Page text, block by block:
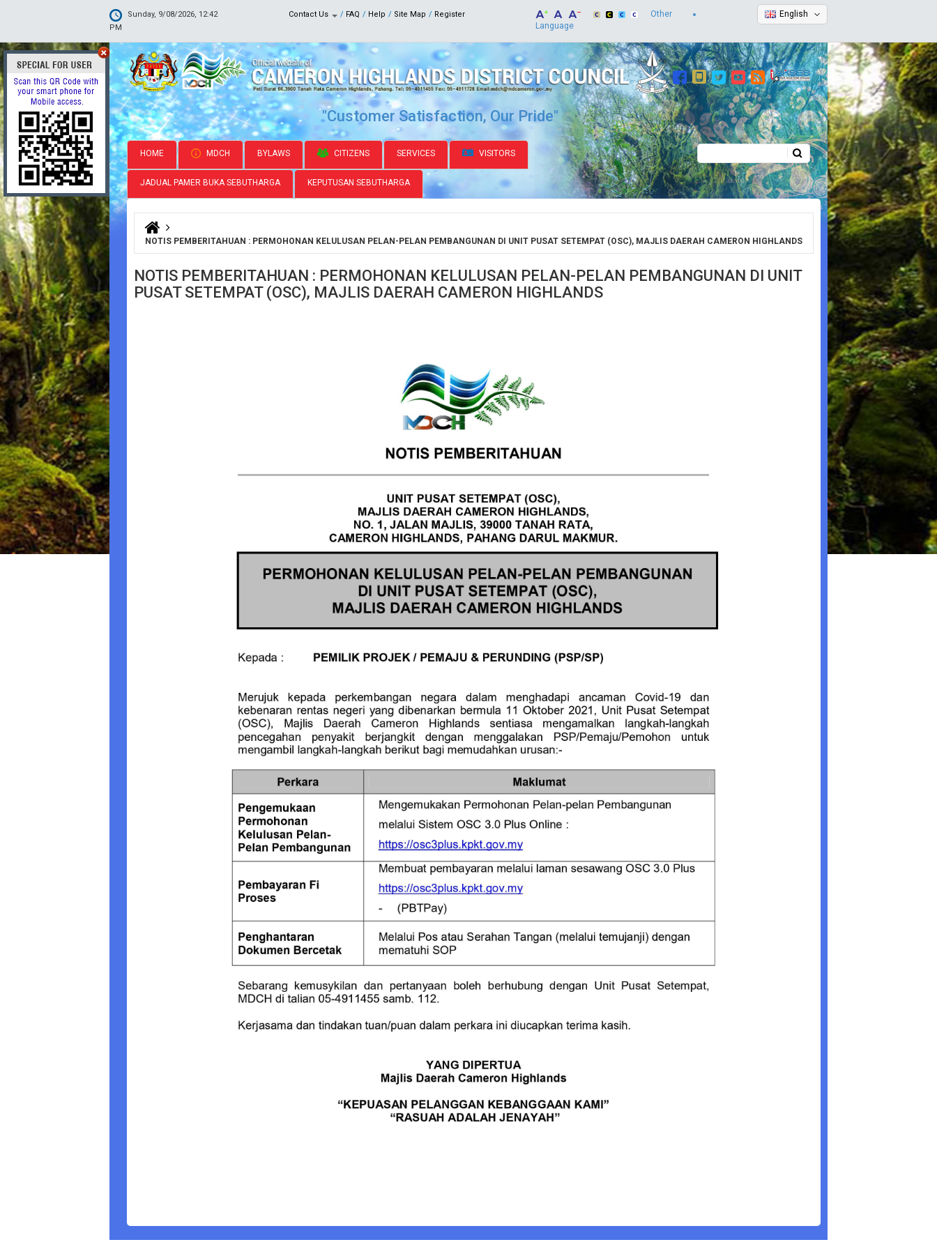
Sunday, 9/08/2026, 12:42
PM
Contact Us FAQ Help Site Map Register English
Other
Language
"Customer Satisfaction, Our Pride"
HOME MDCH BYLAWS CITIZENS SERVICES VISITORS
JADUAL PAMER BUKA SEBUTHARGA KEPUTUSAN SEBUTHARGA
Search form
You are here
NOTIS PEMBERITAHUAN : PERMOHONAN KELULUSAN PELAN-PELAN PEMBANGUNAN DI UNIT PUSAT SETEMPAT (OSC), MAJLIS DAERAH CAMERON HIGHLANDS
NOTIS PEMBERITAHUAN : PERMOHONAN KELULUSAN PELAN-PELAN PEMBANGUNAN DI UNIT
PUSAT SETEMPAT (OSC), MAJLIS DAERAH CAMERON HIGHLANDS